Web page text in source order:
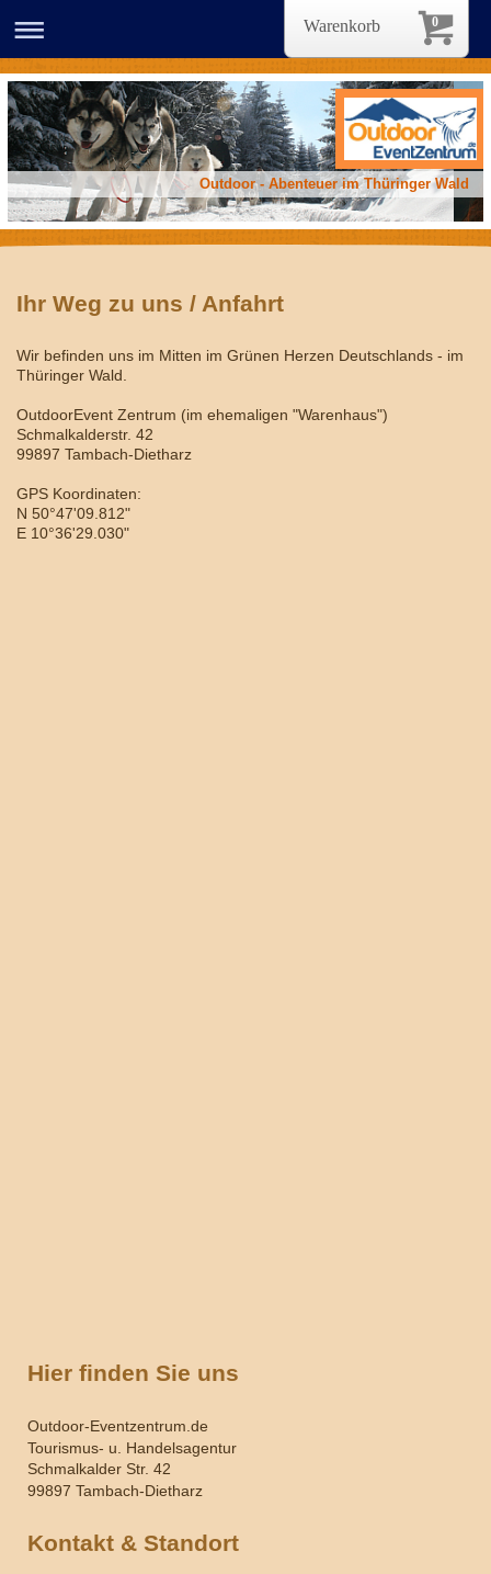
Outdoor - Abenteuer im Thüringer Wald
Ihr Weg zu uns / Anfahrt
Wir befinden uns im Mitten im Grünen Herzen Deutschlands - im
Thüringer Wald.
OutdoorEvent Zentrum (im ehemaligen "Warenhaus")
Schmalkalderstr. 42
99897 Tambach-Dietharz
GPS Koordinaten:
N 50°47'09.812"
E 10°36'29.030"
Hier finden Sie uns
Outdoor-Eventzentrum.de
Tourismus- u. Handelsagentur
Schmalkalder Str. 42
99897 Tambach-Dietharz
Kontakt & Standort
0
Warenkorb